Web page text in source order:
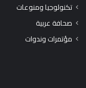
تكنولوجيا ومنوعات
صحافة عربية
مؤتمرات وندوات